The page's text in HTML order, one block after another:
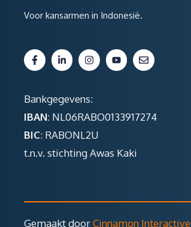
Voor kansarmen in Indonesië.
Bankgegevens:
IBAN: NL06RABO0133917274
BIC: RABONL2U
t.n.v. stichting Awas Kaki
Gemaakt doorCinnamon Interactive